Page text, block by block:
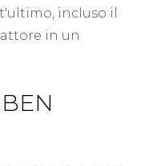
incluso il
in un